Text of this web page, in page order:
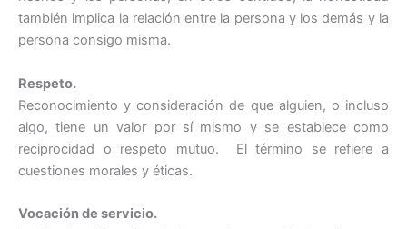
también implica la relación entre la persona y los demás y la
persona consigo misma.
Respeto.
Reconocimiento y consideración de que alguien, o incluso
algo, tiene un valor por sí mismo y se establece como
reciprocidad o respeto mutuo. El término se refiere a
cuestiones morales y éticas.
Vocación de servicio.